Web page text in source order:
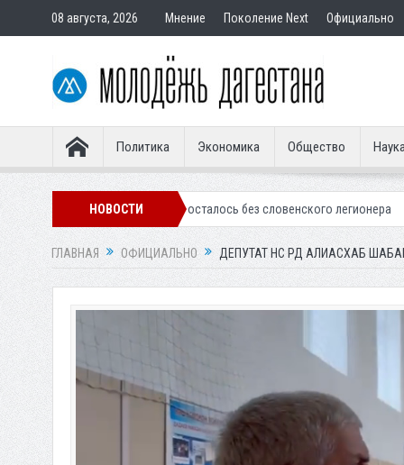
08 августа, 2026 Мнение Поколение Next Официально
Политика Экономика Общество
НОВОСТИ
«Динамо» осталось без словенского легионера Вынесен
ГЛАВНАЯ ОФИЦИАЛЬНО ДЕПУТАТ НС РД АЛИАСХАБ